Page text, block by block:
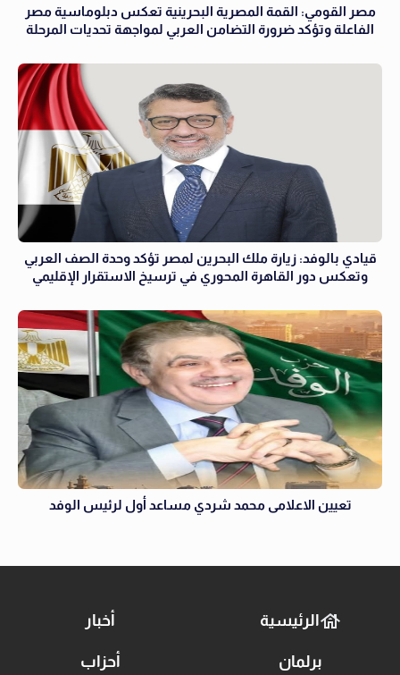
مصر القومي: القمة المصرية البحرينية تعكس دبلوماسية مصر
الفاعلة وتؤكد ضرورة التضامن العربي لمواجهة تحديات المرحلة
قيادي بالوفد: زيارة ملك البحرين لمصر تؤكد وحدة الصف العربي
وتعكس دور القاهرة المحوري في ترسيخ الاستقرار الإقليمي
تعيين الاعلامى محمد شردي مساعد أول لرئيس الوفد
الرئيسية أخبار
برلمان أحزاب